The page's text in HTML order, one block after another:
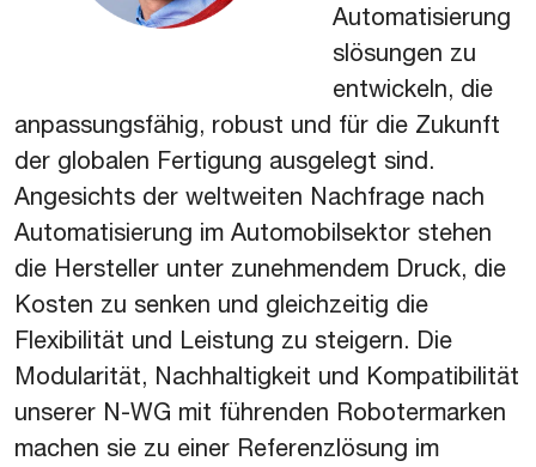
Automatisierung
slösungen zu
entwickeln, die
anpassungsfähig, robust und für die Zukunft
der globalen Fertigung ausgelegt sind.
Angesichts der weltweiten Nachfrage nach
Automatisierung im Automobilsektor stehen
die Hersteller unter zunehmendem Druck, die
Kosten zu senken und gleichzeitig die
Flexibilität und Leistung zu steigern. Die
Modularität, Nachhaltigkeit und Kompatibilität
unserer N-WG mit führenden Robotermarken
machen sie zu einer Referenzlösung im